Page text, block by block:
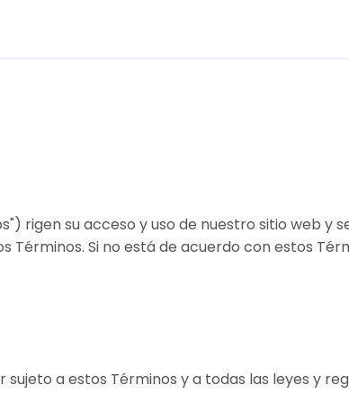
rigen su acceso y uso de nuestro sitio web y
Si no está de acuerdo con estos
a estos Términos y a todas las leyes y